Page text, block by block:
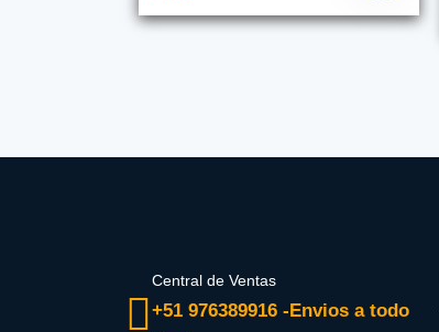
Central de Ventas
+51 976389916 -Envios a todo